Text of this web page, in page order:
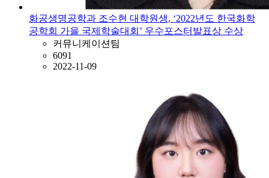
화공생명공학과 조수현 대학원생, ‘2022년도 한국화학
공학회 가을 국제학술대회’ 우수포스터발표상 수상
커뮤니케이션팀
6091
2022-11-09